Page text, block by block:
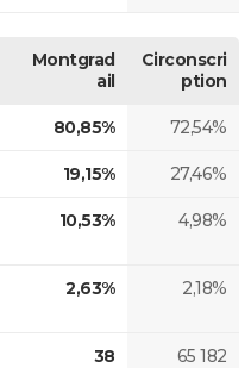
Montgrad
ail
Circonscri
ption
80,85% 72,54%
19,15% 27,46%
10,53% 4,98%
2,63% 2,18%
38 65 182